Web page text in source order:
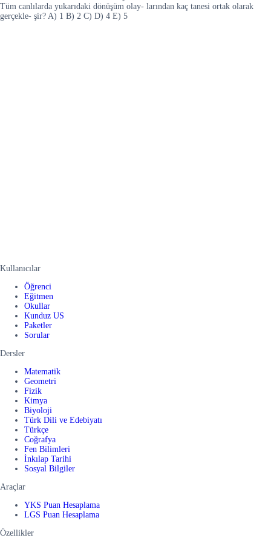
Tüm canlılarda yukarıdaki dönüşüm olay- larından kaç tanesi ortak olarak
gerçekle- şir? A) 1 B) 2 C) D) 4 E) 5
Kullanıcılar
Öğrenci
Eğitmen
Okullar
Kunduz US
Paketler
Sorular
Dersler
Matematik
Geometri
Fizik
Kimya
Biyoloji
Türk Dili ve Edebiyatı
Türkçe
Coğrafya
Fen Bilimleri
İnkılap Tarihi
Sosyal Bilgiler
Araçlar
YKS Puan Hesaplama
LGS Puan Hesaplama
Özellikler